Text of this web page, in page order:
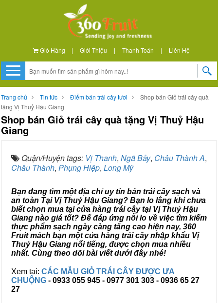
Giỏ Hàng | Giới Thiệu | Thanh Toán | Liên Hệ
Trang chủ Tin tức Điểm bán trái cây tươi
Shop bán Giỏ trái cây quà
tặng Vị Thuỷ Hậu Giang
Shop bán Giỏ trái cây quà tặng Vị Thuỷ Hậu
Giang
Quận/Huyện tags: Vị Thanh, Ngã Bảy, Châu Thành A,
Châu Thành, Phụng Hiệp, Long Mỹ
Bạn đang tìm một địa chỉ uy tín bán trái cây sạch và
an toàn Tại Vị Thuỷ Hậu Giang? Bạn lo lắng khi chưa
biết chọn mua tại cửa hàng trái cây tại Vị Thuỷ Hậu
Giang nào giá tốt? Để đáp ứng nỗi lo về việc tìm kiếm
thực phẩm sạch ngày càng tăng cao hiện nay, 360
Fruit mách bạn một cửa hàng trái cây nhập khẩu Vị
Thuỷ Hậu Giang nổi tiếng, được chọn mua nhiều
nhất. Cùng theo dõi bài viết dưới đây nhé!
Xem tại: CÁC MẪU GIỎ TRÁI CÂY ĐƯỢC ƯA
CHUỘNG - 0933 055 945 - 0977 301 303 - 0936 65 27
27